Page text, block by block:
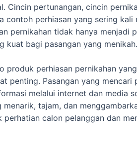
Cincin pertunangan, cincin
contoh perhiasan yang sering kali
pernikahan tidak hanya menjadi
kuat bagi pasangan yang menikah.
perhiasan pernikahan
penting. Pasangan yang mencari
melalui internet dan media
tajam, dan
calon pelanggan dan